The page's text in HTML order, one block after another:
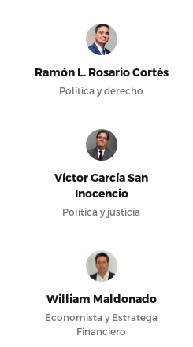
Ramón L. Rosario Cortés
Política y derecho
Víctor García San
Inocencio
Política y justicia
William Maldonado
Economista y Estratega
Financiero